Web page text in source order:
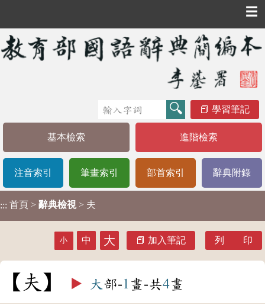
☰
學習筆記
基本檢索 進階檢索
注音索引 筆畫索引 部首索引 辭典附錄
::: 首頁 > 辭典檢視 > 夫
小 中 大 加入筆記 列 印
夫 ▶️ 大部-1 畫-共4畫